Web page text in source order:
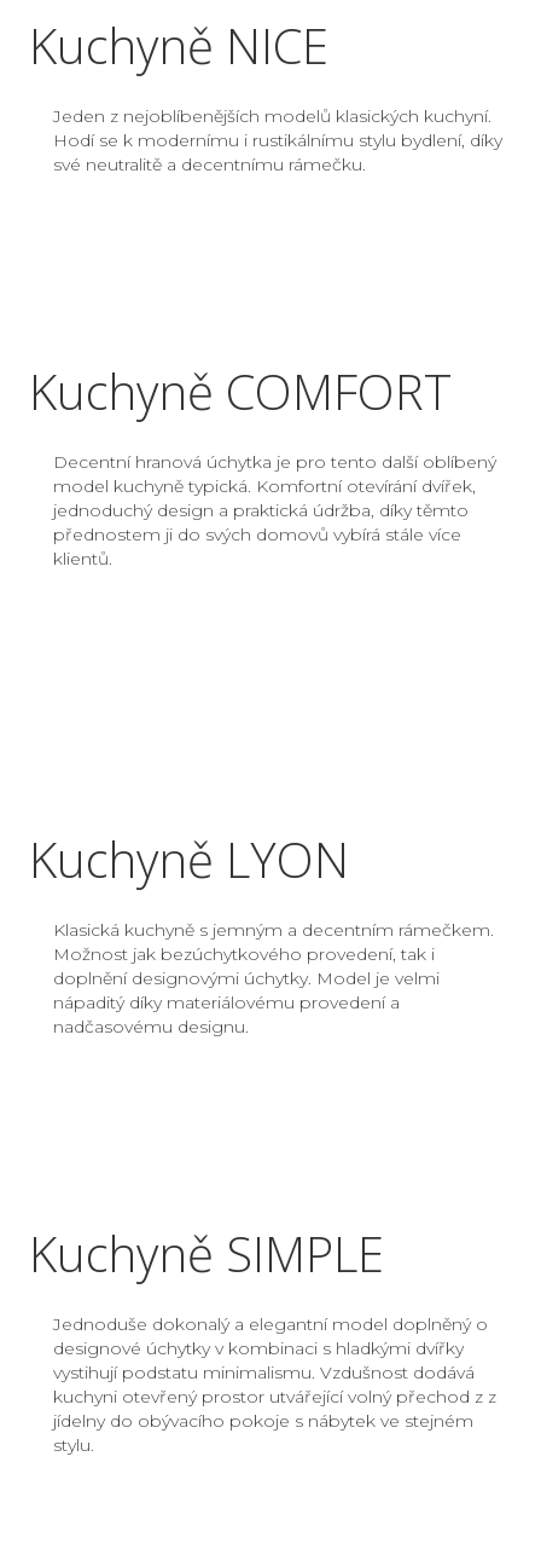
Kuchyně NICE
Jeden z nejoblíbenějších modelů klasických kuchyní.
Hodí se k modernímu i rustikálnímu stylu bydlení, díky
své neutralitě a decentnímu rámečku.
Kuchyně COMFORT
Decentní hranová úchytka je pro tento další oblíbený
model kuchyně typická. Komfortní otevírání dvířek,
jednoduchý design a praktická údržba, díky těmto
přednostem ji do svých domovů vybírá stále více
klientů.
Kuchyně LYON
Klasická kuchyně s jemným a decentním rámečkem.
Možnost jak bezúchytkového provedení, tak i
doplnění designovými úchytky. Model je velmi
nápaditý díky materiálovému provedení a
nadčasovému designu.
Kuchyně SIMPLE
Jednoduše dokonalý a elegantní model doplněný o
designové úchytky v kombinaci s hladkými dvířky
vystihují podstatu minimalismu. Vzdušnost dodává
kuchyni otevřený prostor utvářející volný přechod z z
jídelny do obývacího pokoje s nábytek ve stejném
stylu.